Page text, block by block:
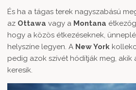
És ha a tágas terek nagyszabású
az Ottawa vagy a Montana
hogy a közös étkezéseknek,
helyszíne legyen. A New York
pedig azok szívét hódítják meg,
keresik.